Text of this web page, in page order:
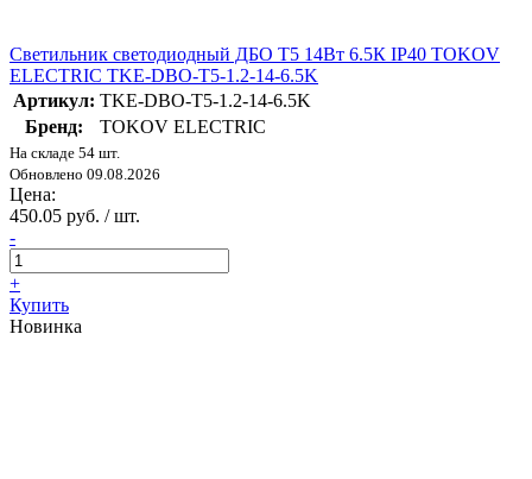
Светильник светодиодный ДБО Т5 14Вт 6.5К IP40 TOKOV
ELECTRIC TKE-DBO-T5-1.2-14-6.5K
Артикул: TKE-DBO-T5-1.2-14-6.5K
Бренд:
TOKOV ELECTRIC
На складе 54 шт.
Обновлено 09.08.2026
Цена:
450.05 руб. / шт.
-
+
Купить
Новинка